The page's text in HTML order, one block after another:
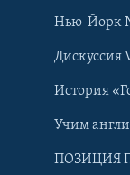
Нью-Йорк
Дискуссия
История
Учим
ПОЗИЦИЯ